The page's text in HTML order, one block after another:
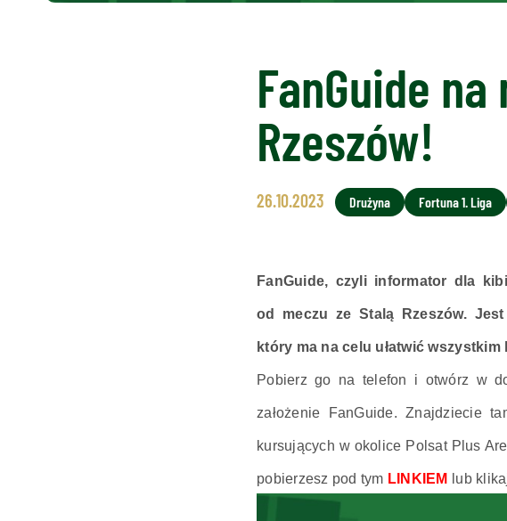
FanGuide
Rzeszów!
26.10.2023 Drużyna Fortuna 1. Liga
FanGuide, czyli informator dla
od meczu ze Stalą Rzeszów.
który ma na celu ułatwić
Pobierz go na telefon i otwórz w
założenie FanGuide. Znajdziecie
kursujących w okolice Polsat Plus
pobierzesz pod tym LINKIEM lub